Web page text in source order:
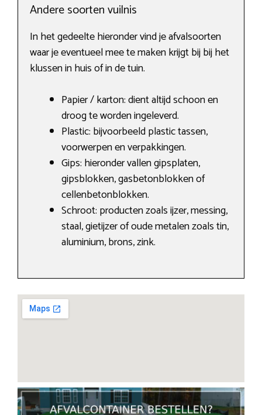
Andere soorten vuilnis
In het gedeelte hieronder vind je afvalsoorten
waar je eventueel mee te maken krijgt bij bij het
klussen in huis of in de tuin.
Papier / karton: dient altijd schoon en
droog te worden ingeleverd.
Plastic: bijvoorbeeld plastic tassen,
voorwerpen en verpakkingen.
Gips: hieronder vallen gipsplaten,
gipsblokken, gasbetonblokken of
cellenbetonblokken.
Schroot: producten zoals ijzer, messing,
staal, gietijzer of oude metalen zoals tin,
aluminium, brons, zink.